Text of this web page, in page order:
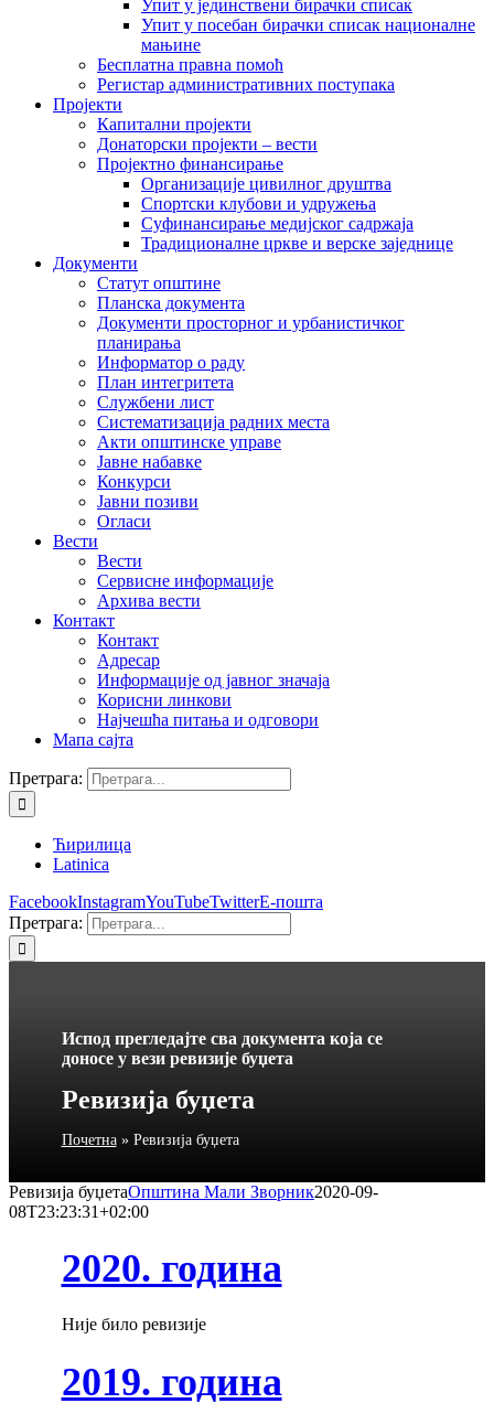
Упит у јединствени бирачки списак
Упит у посебан бирачки списак националне
мањине
Бесплатна правна помоћ
Регистар административних поступака
Пројекти
Капитални пројекти
Донаторски пројекти – вести
Пројектно финансирање
Организације цивилног друштва
Спортски клубови и удружења
Суфинансирање медијског садржаја
Традиционалне цркве и верске заједнице
Документи
Статут општине
Планска документа
Документи просторног и урбанистичког
планирања
Информатор о раду
План интегритета
Службени лист
Систематизација радних места
Акти општинске управе
Јавне набавке
Конкурси
Јавни позиви
Огласи
Вести
Вести
Сервисне информације
Архива вести
Контакт
Контакт
Адресар
Информације од јавног значаја
Корисни линкови
Најчешћа питања и одговори
Мапа сајта
Претрага:
Ћирилица
Latinica
FacebookInstagramYouTubeTwitterЕ-пошта
Претрага:
Испод прегледајте сва документа која се
доносе у вези ревизије буџета
Ревизија буџета
Почетна» Ревизија буџета
Ревизија буџетаОпштина Мали Зворник2020-09-
08T23:23:31+02:00
2020. година
Није било ревизије
2019. година